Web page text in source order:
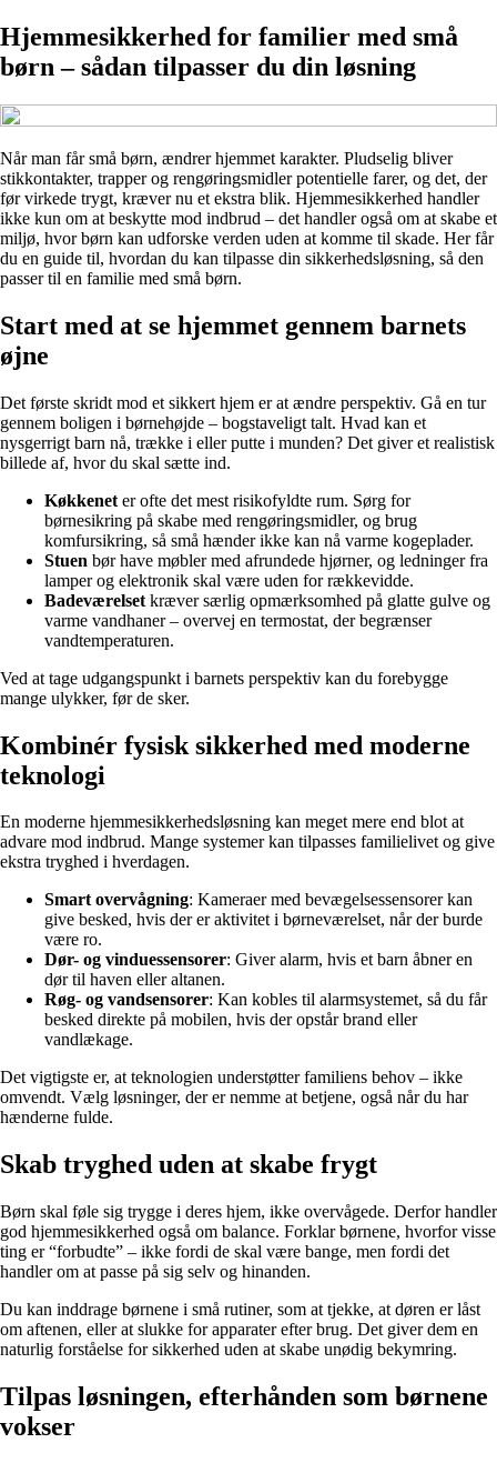
Hjemmesikkerhed for familier med små
børn – sådan tilpasser du din løsning
Når man får små børn, ændrer hjemmet karakter. Pludselig bliver
stikkontakter, trapper og rengøringsmidler potentielle farer, og det, der
før virkede trygt, kræver nu et ekstra blik. Hjemmesikkerhed handler
ikke kun om at beskytte mod indbrud – det handler også om at skabe et
miljø, hvor børn kan udforske verden uden at komme til skade. Her får
du en guide til, hvordan du kan tilpasse din sikkerhedsløsning, så den
passer til en familie med små børn.
Start med at se hjemmet gennem barnets
øjne
Det første skridt mod et sikkert hjem er at ændre perspektiv. Gå en tur
gennem boligen i børnehøjde – bogstaveligt talt. Hvad kan et
nysgerrigt barn nå, trække i eller putte i munden? Det giver et realistisk
billede af, hvor du skal sætte ind.
Køkkenet er ofte det mest risikofyldte rum. Sørg for
børnesikring på skabe med rengøringsmidler, og brug
komfursikring, så små hænder ikke kan nå varme kogeplader.
Stuen bør have møbler med afrundede hjørner, og ledninger fra
lamper og elektronik skal være uden for rækkevidde.
Badeværelset kræver særlig opmærksomhed på glatte gulve og
varme vandhaner – overvej en termostat, der begrænser
vandtemperaturen.
Ved at tage udgangspunkt i barnets perspektiv kan du forebygge
mange ulykker, før de sker.
Kombinér fysisk sikkerhed med moderne
teknologi
En moderne hjemmesikkerhedsløsning kan meget mere end blot at
advare mod indbrud. Mange systemer kan tilpasses familielivet og give
ekstra tryghed i hverdagen.
Smart overvågning: Kameraer med bevægelsessensorer kan
give besked, hvis der er aktivitet i børneværelset, når der burde
være ro.
Dør- og vinduessensorer: Giver alarm, hvis et barn åbner en
dør til haven eller altanen.
Røg- og vandsensorer: Kan kobles til alarmsystemet, så du får
besked direkte på mobilen, hvis der opstår brand eller
vandlækage.
Det vigtigste er, at teknologien understøtter familiens behov – ikke
omvendt. Vælg løsninger, der er nemme at betjene, også når du har
hænderne fulde.
Skab tryghed uden at skabe frygt
Børn skal føle sig trygge i deres hjem, ikke overvågede. Derfor handler
god hjemmesikkerhed også om balance. Forklar børnene, hvorfor visse
ting er “forbudte” – ikke fordi de skal være bange, men fordi det
handler om at passe på sig selv og hinanden.
Du kan inddrage børnene i små rutiner, som at tjekke, at døren er låst
om aftenen, eller at slukke for apparater efter brug. Det giver dem en
naturlig forståelse for sikkerhed uden at skabe unødig bekymring.
Tilpas løsningen, efterhånden som børnene
vokser